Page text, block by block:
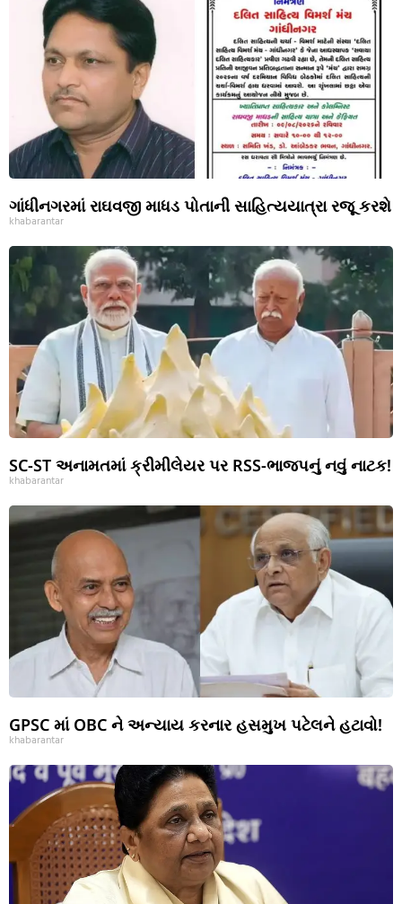
ગાંધીનગરમાં રાઘવજી માધડ પોતાની સાહિત્યયાત્રા રજૂ કરશે
khabarantar
SC-ST અનામતમાં ક્રીમીલેયર પર RSS-ભાજપનું નવું નાટક!
khabarantar
GPSC માં OBC ને અન્યાય કરનાર હસમુખ પટેલને હટાવો!
khabarantar